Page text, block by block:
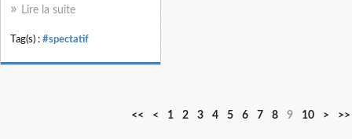
Lire la suite
Tag(s) : #spectatif
<< < 1 2 3 4 5 6 7 8 9 10
2
3
> >>